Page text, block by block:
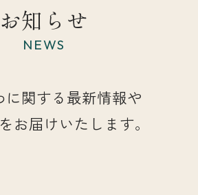
お知らせ
NEWS
に関する最新情報や
お届けいたします。